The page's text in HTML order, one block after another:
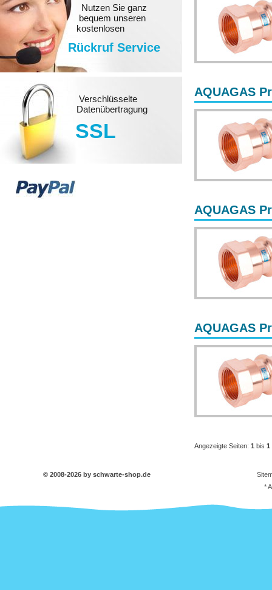
AQUAGAS
AQUAGAS
AQUAGAS
Angezeigte Seiten: 1 bis 1
Nutzen Sie ganz
bequem unseren
kostenlosen
Rückruf Service
Verschlüsselte
Datenübertragung
SSL
© 2008-2026 by schwarte-shop.de
*